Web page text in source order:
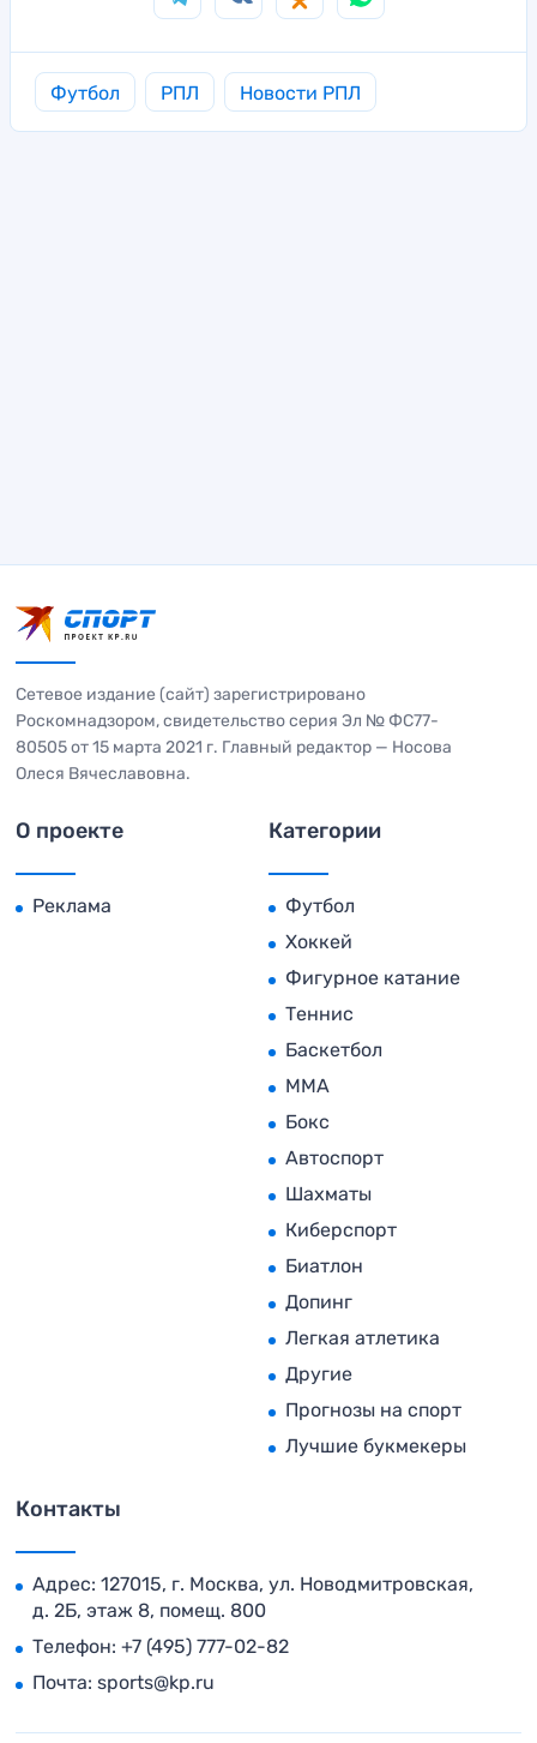
Футбол РПЛ Новости РПЛ
Сетевое издание (сайт) зарегистрировано
Роскомнадзором, свидетельство серия Эл № ФС77-
80505 от 15 марта 2021 г. Главный редактор — Носова
Олеся Вячеславовна.
О проекте
Реклама
Категории
Футбол
Хоккей
Фигурное катание
Теннис
Баскетбол
MMA
Бокс
Автоспорт
Шахматы
Киберспорт
Биатлон
Допинг
Легкая атлетика
Другие
Прогнозы на спорт
Лучшие букмекеры
Контакты
Адрес: 127015, г. Москва, ул. Новодмитровская,
д. 2Б, этаж 8, помещ. 800
Телефон: +7 (495) 777-02-82
Почта: sports@kp.ru